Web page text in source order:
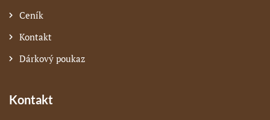
Ceník
Kontakt
Dárkový poukaz
Kontakt